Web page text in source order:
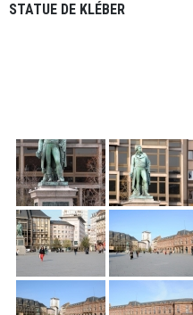
STATUE DE KLÉBER